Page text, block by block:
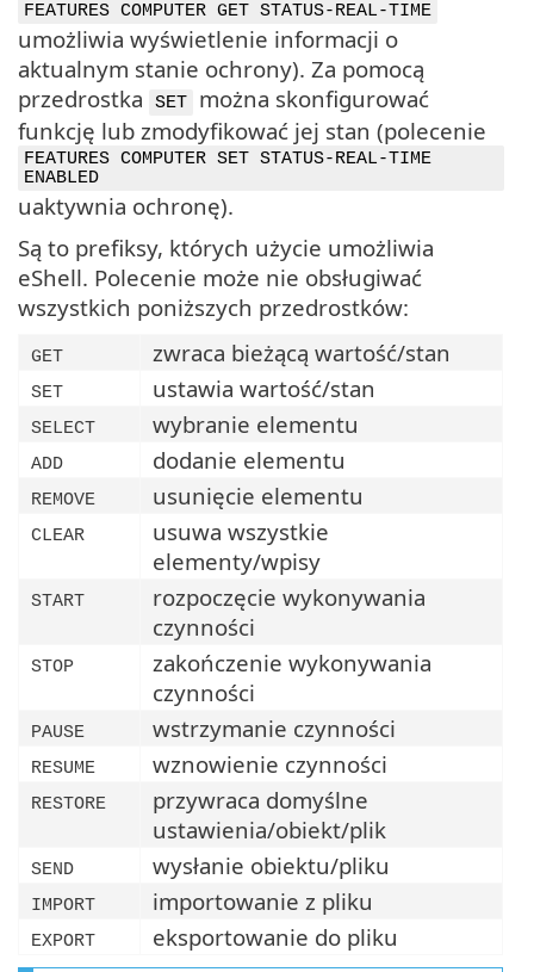
FEATURES COMPUTER GET STATUS-REAL-TIME
umożliwia wyświetlenie informacji o
aktualnym stanie ochrony). Za pomocą
przedrostka
SET
można skonfigurować
funkcję lub zmodyfikować jej stan (polecenie
FEATURES COMPUTER SET STATUS-REAL-TIME
ENABLED
uaktywnia ochronę).
Są to prefiksy, których użycie umożliwia
eShell. Polecenie może nie obsługiwać
wszystkich poniższych przedrostków:
GET zwraca bieżącą wartość/stan
SET ustawia wartość/stan
SELECT wybranie elementu
ADD dodanie elementu
REMOVE usunięcie elementu
CLEAR
usuwa wszystkie
elementy/wpisy
START
rozpoczęcie wykonywania
czynności
STOP
zakończenie wykonywania
czynności
PAUSE wstrzymanie czynności
RESUME wznowienie czynności
RESTORE
przywraca domyślne
ustawienia/obiekt/plik
SEND wysłanie obiektu/pliku
IMPORT importowanie z pliku
EXPORT
eksportowanie do pliku